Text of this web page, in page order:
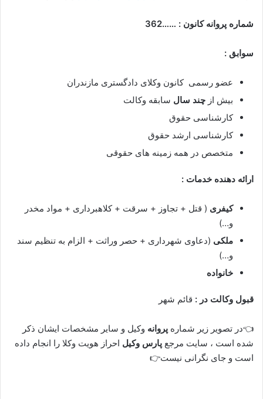
شماره پروانه کانون : ……362
سوابق :
عضو رسمی کانون وکلای دادگستری مازندران
بیش از چند سال سابقه وکالت
کارشناسی حقوق
کارشناسی ارشد حقوق
متخصص در همه زمینه های حقوقی
ارائه دهنده خدمات :
کیفری ( قتل + تجاوز + سرقت + کلاهبرداری + مواد مخدر
و…)
ملکی (دعاوی شهرداری + حصر وراثت + الزام به تنظیم سند
و…)
خانواده
قبول وکالت در : قائم شهر
👈در تصویر زیر شماره پروانه وکیل و سایر مشخصات ایشان ذکر
شده است ، سایت مرجع پارس وکیل احراز هویت وکلا را انجام داده
است و جای نگرانی نیست👉